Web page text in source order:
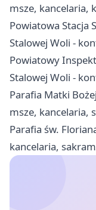
msze, kancelaria,
Powiatowa Stacja
Stalowej Woli -
Powiatowy
Stalowej Woli -
Parafia Matki
msze, kancelaria,
Parafia św.
kancelaria,